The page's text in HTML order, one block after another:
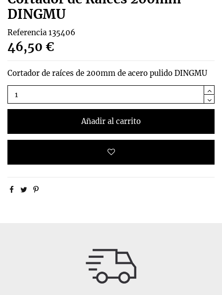
DINGMU
Referencia 135406
46,50 €
Cortador de raíces de 200mm de acero pulido DINGMU
Añadir al carrito